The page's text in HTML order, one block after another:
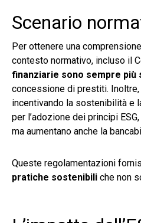
Scenario
Per ottenere una
contesto normativo, incluso il
finanziarie sono sempre
concessione di prestiti. Inoltre,
incentivando la sostenibilità e
per l’adozione dei principi
ma aumentano anche la
Queste regolamentazioni
pratiche sostenibili che non